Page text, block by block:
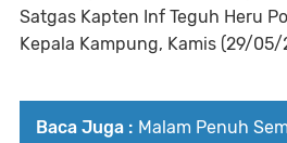
Satgas Kapten Inf Teguh Heru
Kepala Kampung, Kamis (29/05/
Baca Juga : Malam Penuh